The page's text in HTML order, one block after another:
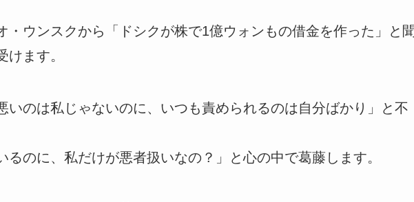
・ウンスクから「ドシクが株で1億ウォンもの借金を作った」と
けます。
いのは私じゃないのに、いつも責められるのは自分ばかり」と不
るのに、私だけが悪者扱いなの？」と心の中で葛藤します。